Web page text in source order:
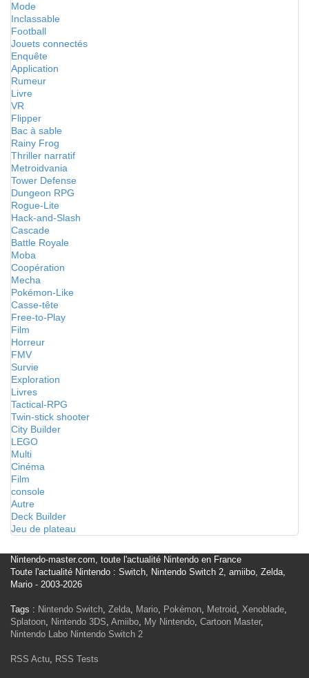
Mode
Inclassable
Football
Jouets connectés
Enquête
Application
Rumeur
Livre
VR
Flipper
Bac à sable
Rainy Frog
Thriller narratif
Metroidvania
Tower Defense
Dungeon RPG
Rogue-Lite
Hack-and-Slash
Cascade
Battle Royale
Moba
Coopération
Mecha
Pokémon-Like
Casse-tête
Free-to-Play
Film
Horreur
FMV
Survie
Exploration
Livres
Tactical-RPG
Twin-stick shooter
City Builder
LEGO
Multi
Cinéma
Film
console
Autre
Deck Builder
Jeu de plateau
Nintendo-master.com, toute l'actualité Nintendo en France
Toute l'actualité Nintendo : Switch, Nintendo Switch 2, amiibo, Zelda,
Mario - 2003-2026
Tags : Nintendo Switch, Zelda, Mario, Pokémon, Metroid, Xenoblade,
Splatoon, Nintendo 3DS, Amiibo, My Nintendo, Cartoon Master,
Nintendo Labo Nintendo Switch 2
RSS Actu, RSS Tests